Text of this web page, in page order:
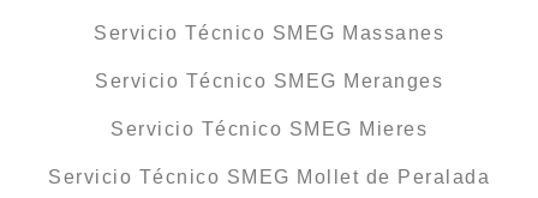
Servicio Técnico SMEG Massanes
Servicio Técnico SMEG Meranges
Servicio Técnico SMEG Mieres
Servicio Técnico SMEG Mollet de Peralada